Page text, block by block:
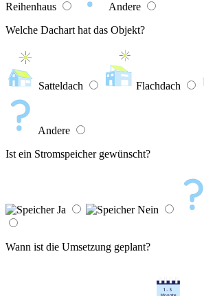
Reihenhaus
Andere
Welche Dachart hat das Objekt?
Satteldach Flachdach
Andere
Ist ein Stromspeicher gewünscht?
Ja Nein
Wann ist die Umsetzung geplant?